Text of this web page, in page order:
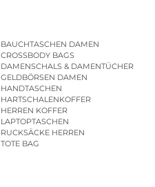
BAUCHTASCHEN DAMEN
CROSSBODY BAGS
DAMENSCHALS & DAMENTÜCHER
GELDBÖRSEN DAMEN
HANDTASCHEN
HARTSCHALENKOFFER
HERREN KOFFER
LAPTOPTASCHEN
RUCKSÄCKE HERREN
TOTE BAG